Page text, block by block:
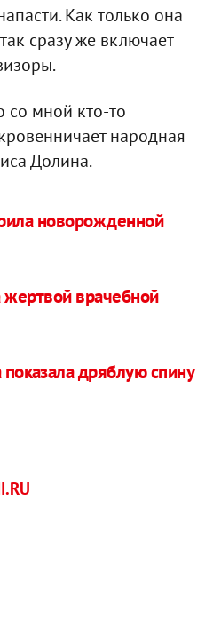
Как только она
сразу же включает
со мной кто-то
народная
Долина.
новорожденной
жертвой врачебной
дряблую спину